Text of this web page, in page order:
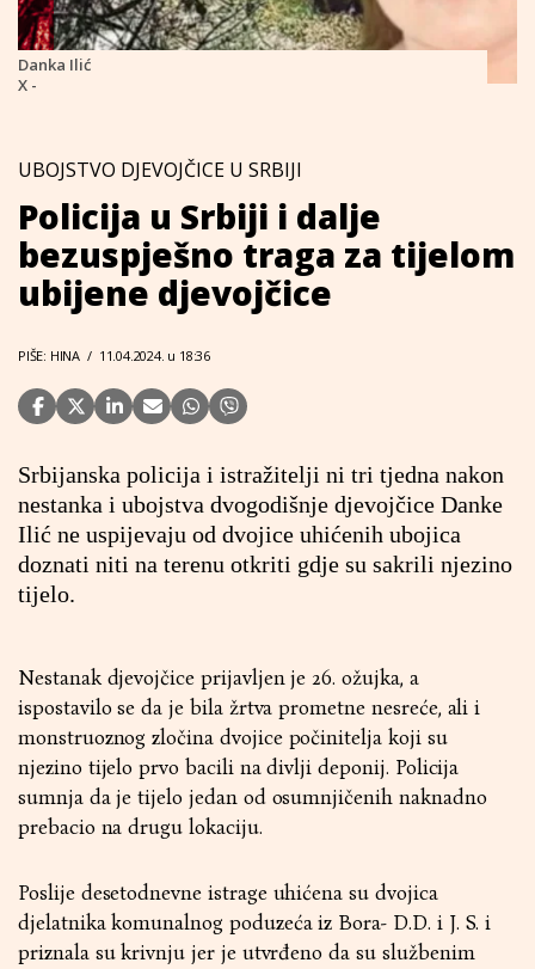
Danka Ilić
X -
UBOJSTVO DJEVOJČICE U SRBIJI
Policija u Srbiji i dalje
bezuspješno traga za tijelom
ubijene djevojčice
PIŠE: HINA / 11.04.2024. u 18:36
Srbijanska policija i istražitelji ni tri tjedna nakon
nestanka i ubojstva dvogodišnje djevojčice Danke
Ilić ne uspijevaju od dvojice uhićenih ubojica
doznati niti na terenu otkriti gdje su sakrili njezino
tijelo.
Nestanak djevojčice prijavljen je 26. ožujka, a
ispostavilo se da je bila žrtva prometne nesreće, ali i
monstruoznog zločina dvojice počinitelja koji su
njezino tijelo prvo bacili na divlji deponij. Policija
sumnja da je tijelo jedan od osumnjičenih naknadno
prebacio na drugu lokaciju.
Poslije desetodnevne istrage uhićena su dvojica
djelatnika komunalnog poduzeća iz Bora- D.D. i J. S. i
priznala su krivnju jer je utvrđeno da su službenim